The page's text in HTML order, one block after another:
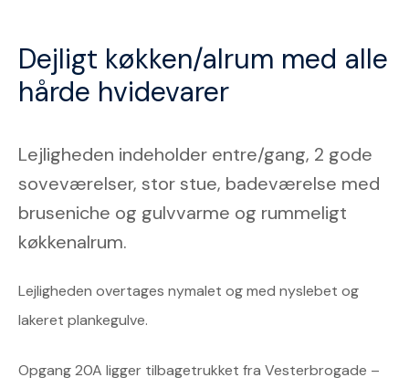
Dejligt køkken/alrum med alle
hårde hvidevarer
Lejligheden indeholder entre/gang, 2 gode
soveværelser, stor stue, badeværelse med
bruseniche og gulvvarme og rummeligt
køkkenalrum.
Lejligheden overtages nymalet og med nyslebet og
lakeret plankegulve.
Opgang 20A ligger tilbagetrukket fra Vesterbrogade –